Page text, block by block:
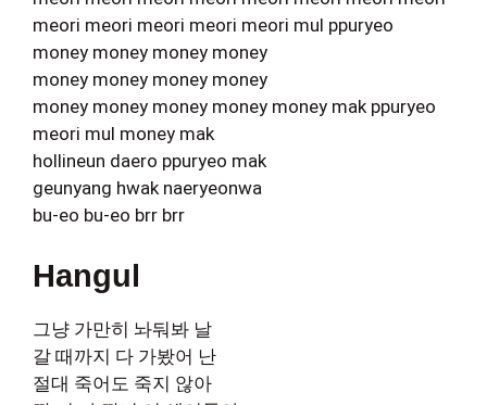
meori meori meori meori meori mul ppuryeo
money money money money
money money money money
money money money money money mak ppuryeo
meori mul money mak
hollineun daero ppuryeo mak
geunyang hwak naeryeonwa
bu-eo bu-eo brr brr
Hangul
그냥 가만히 놔둬봐 날
갈 때까지 다 가봤어 난
절대 죽어도 죽지 않아